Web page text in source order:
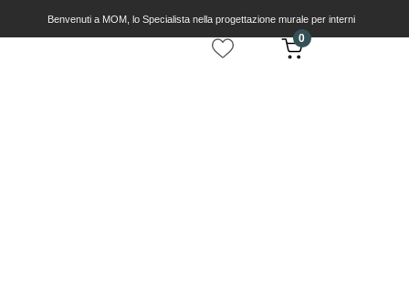
Benvenuti a MOM, lo Specialista nella progettazione murale per interni
0